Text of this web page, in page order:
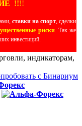
!!!!
ставки на спорт , сделки
риски. Так же
инвестиций.
индикаторам,